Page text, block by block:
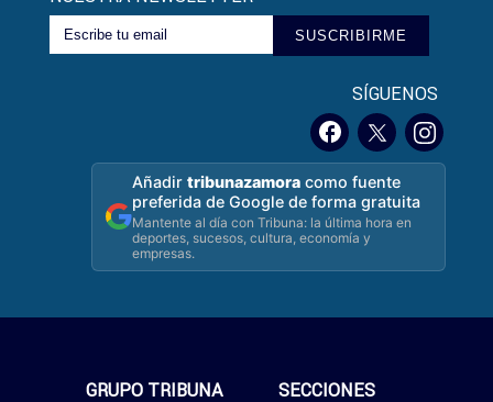
SUSCRIBIRME
SÍGUENOS
Añadirtribunazamora como fuente
preferida de Google de forma gratuita
Mantente al día con Tribuna: la última hora en
deportes, sucesos, cultura, economía y
empresas.
SECCIONES
GRUPO TRIBUNA